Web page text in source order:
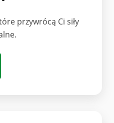
przywrócą Ci siły